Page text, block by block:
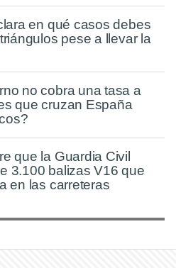
en qué casos debes
pese a llevar la
no cobra una tasa a
que cruzan España
que la Guardia Civil
3.100 balizas V16 que
en las carreteras